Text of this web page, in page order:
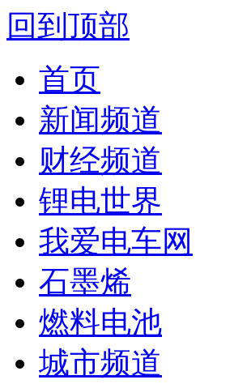
回到顶部
首页
新闻频道
财经频道
锂电世界
我爱电车网
石墨烯
燃料电池
城市频道